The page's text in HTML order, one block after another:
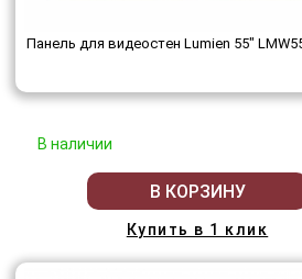
Панель для видеостен Lumien 55"
В наличии
В КОРЗИНУ
Купить в 1 клик